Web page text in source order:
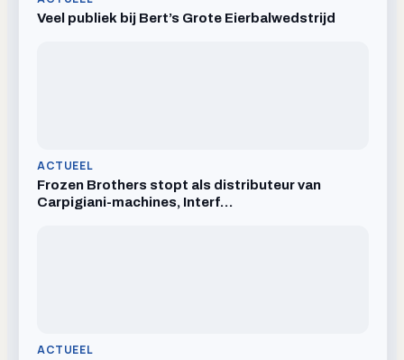
Veel publiek bij Bert’s Grote Eierbalwedstrijd
ACTUEEL
Frozen Brothers stopt als distributeur van
Carpigiani-machines, Interf…
ACTUEEL